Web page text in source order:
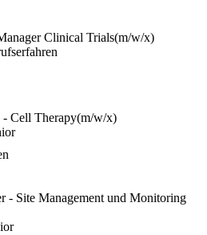
Clinical Trials(m/w/x)
Cell Therapy(m/w/x)
- Site Management und Monitoring